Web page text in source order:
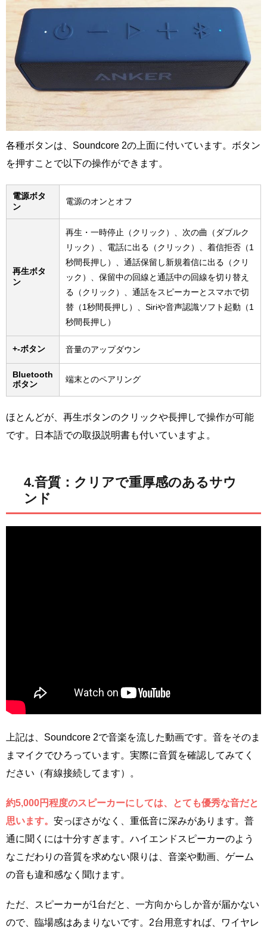
各種ボタンは、Soundcore 2の上面に付いています。ボタン
を押すことで以下の操作ができます。
電源ボタ
ン
電源のオンとオフ
再生ボタ
ン
再生・一時停止（クリック）、次の曲（ダブルク
リック）、電話に出る（クリック）、着信拒否（1
秒間長押し）、通話保留し新規着信に出る（クリ
ック）、保留中の回線と通話中の回線を切り替え
る（クリック）、通話をスピーカーとスマホで切
替（1秒間長押し）、Siriや音声認識ソフト起動（1
秒間長押し）
+-ボタン 音量のアップダウン
Bluetooth
ボタン
端末とのペアリング
ほとんどが、再生ボタンのクリックや長押しで操作が可能
です。日本語での取扱説明書も付いていますよ。
4.音質：クリアで重厚感のあるサウ
ンド
上記は、Soundcore 2で音楽を流した動画です。音をそのま
まマイクでひろっています。実際に音質を確認してみてく
ださい（有線接続してます）。
約5,000円程度のスピーカーにしては、とても優秀な音だと
思います。 安っぽさがなく、重低音に深みがあります。普
通に聞くには十分すぎます。ハイエンドスピーカーのよう
なこだわりの音質を求めない限りは、音楽や動画、ゲーム
の音も違和感なく聞けます。
ただ、スピーカーが1台だと、一方向からしか音が届かない
ので、臨場感はあまりないです。2台用意すれば、ワイヤレ